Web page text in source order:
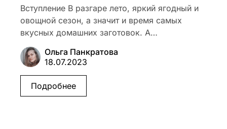
Вступление В разгаре лето, яркий ягодный и
овощной сезон, а значит и время самых
вкусных домашних заготовок. А…
Ольга Панкратова
18.07.2023
Подробнее